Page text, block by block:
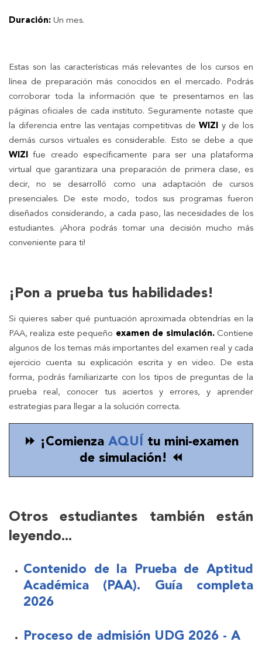
Duración: Un mes.
Estas son las características más relevantes de los cursos en
línea de preparación más conocidos en el mercado. Podrás
corroborar toda la información que te presentamos en las
páginas oficiales de cada instituto. Seguramente notaste que
la diferencia entre las ventajas competitivas deWIZI y de los
demás cursos virtuales es considerable. Esto se debe a que
WIZI fue creado específicamente para ser una plataforma
virtual que garantizara una preparación de primera clase, es
decir, no se desarrolló como una adaptación de cursos
presenciales. De este modo, todos sus programas fueron
diseñados considerando, a cada paso, las necesidades de los
estudiantes. ¡Ahora podrás tomar una decisión mucho más
conveniente para ti!
¡Pon a prueba tus habilidades!
Si quieres saber qué puntuación aproximada obtendrías en la
PAA, realiza este pequeño examen de simulación.Contiene
algunos de los temas más importantes del examen real y cada
ejercicio cuenta su explicación escrita y en video. De esta
forma, podrás familiarizarte con los tipos de preguntas de la
prueba real, conocer tus aciertos y errores, y aprender
estrategias para llegar a la solución correcta.
⏩ ¡Comienza AQUÍ tu mini-examen
de simulación! ⏪
Otros estudiantes también están
leyendo...
Contenido de la Prueba de Aptitud
Académica (PAA). Guía completa
2026
Proceso de admisión UDG 2026 - A